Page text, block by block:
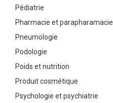
Pédiatrie
Pharmacie et parapharamacie
Pneumologie
Podologie
Poids et nutrition
Produit cosmétique
Psychologie et psychiatrie